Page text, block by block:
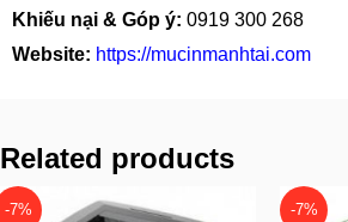
Khiếu nại & Góp ý: 0919 300 268
Website: https://mucinmanhtai.com
Related products
-7% -7%